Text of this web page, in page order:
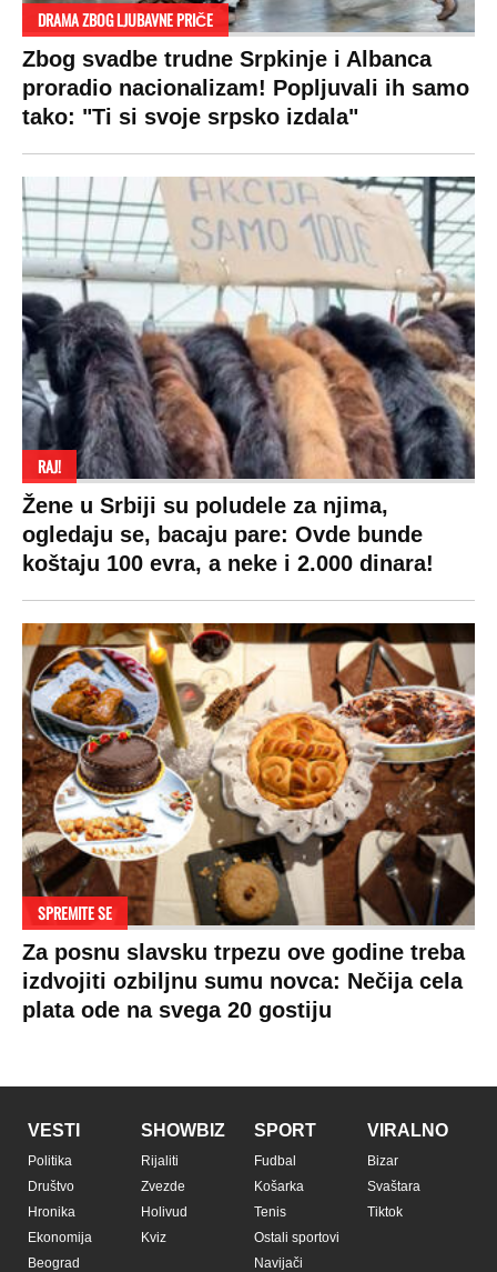
DRAMA ZBOG LJUBAVNE PRIČE
Zbog svadbe trudne Srpkinje i Albanca
proradio nacionalizam! Popljuvali ih samo
tako: "Ti si svoje srpsko izdala"
RAJ!
Žene u Srbiji su poludele za njima,
ogledaju se, bacaju pare: Ovde bunde
koštaju 100 evra, a neke i 2.000 dinara!
SPREMITE SE
Za posnu slavsku trpezu ove godine treba
izdvojiti ozbiljnu sumu novca: Nečija cela
plata ode na svega 20 gostiju
VESTI
Politika
Društvo
Hronika
Ekonomija
Beograd
SHOWBIZ
Rijaliti
Zvezde
Holivud
Kviz
SPORT
Fudbal
Košarka
Tenis
Ostali sportovi
Navijači
VIRALNO
Bizar
Svaštara
Tiktok